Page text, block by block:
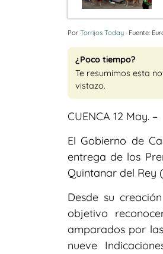
Por Torrijos Today · Fuente:
¿Poco tiempo?
Te resumimos esta
vistazo.
CUENCA 12 May. –
El Gobierno de
entrega de los
Quintanar del Rey
Desde su
objetivo
amparados por
nueve